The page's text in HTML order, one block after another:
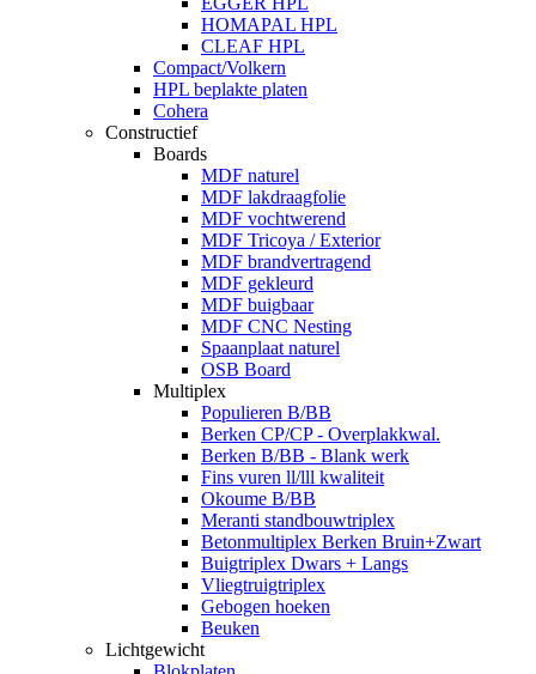
HOMAPAL HPL
CLEAF HPL
Compact/Volkern
HPL beplakte platen
Cohera
Constructief
Boards
MDF naturel
MDF lakdraagfolie
MDF vochtwerend
MDF Tricoya / Exterior
MDF brandvertragend
MDF gekleurd
MDF buigbaar
MDF CNC Nesting
Spaanplaat naturel
OSB Board
Multiplex
Populieren B/BB
Berken CP/CP - Overplakkwal.
Berken B/BB - Blank werk
Fins vuren ll/lll kwaliteit
Okoume B/BB
Meranti standbouwtriplex
Betonmultiplex Berken Bruin+Zwart
Buigtriplex Dwars + Langs
Vliegtruigtriplex
Gebogen hoeken
Beuken
Lichtgewicht